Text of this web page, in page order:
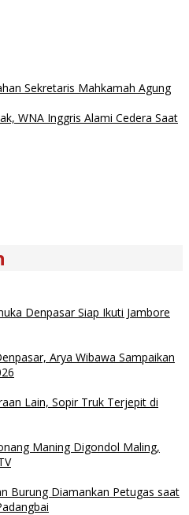
Sekretaris Mahkamah Agung
WNA Inggris Alami Cedera Saat
Denpasar Siap Ikuti Jambore
Arya Wibawa Sampaikan
Lain, Sopir Truk Terjepit di
Maning Digondol Maling,
Burung Diamankan Petugas saat